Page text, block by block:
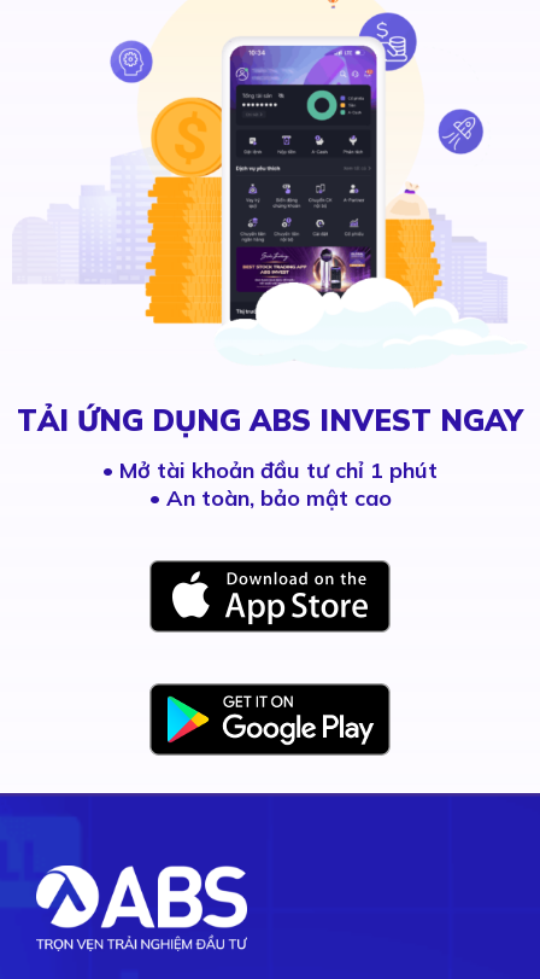
TẢI ỨNG DỤNG ABS INVEST NGAY
• Mở tài khoản đầu tư chỉ 1 phút
• An toàn, bảo mật cao